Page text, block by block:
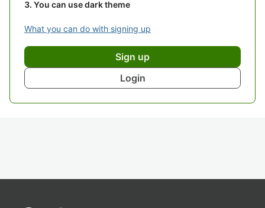
You can use dark theme
What you can do with signing up
Sign up
Login